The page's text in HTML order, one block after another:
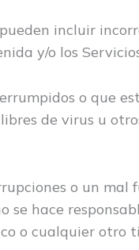
incluir
y/o los
o que
de virus u
o un mal
hace
o cualquier